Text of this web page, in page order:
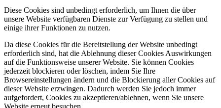
Diese Cookies sind unbedingt erforderlich, um Ihnen die über
unsere Website verfügbaren Dienste zur Verfügung zu stellen und
einige ihrer Funktionen zu nutzen.
Da diese Cookies für die Bereitstellung der Website unbedingt
erforderlich sind, hat die Ablehnung dieser Cookies Auswirkungen
auf die Funktionsweise unserer Website. Sie können Cookies
jederzeit blockieren oder löschen, indem Sie Ihre
Browsereinstellungen ändern und die Blockierung aller Cookies auf
dieser Website erzwingen. Dadurch werden Sie jedoch immer
aufgefordert, Cookies zu akzeptieren/ablehnen, wenn Sie unsere
Website erneut besuchen.